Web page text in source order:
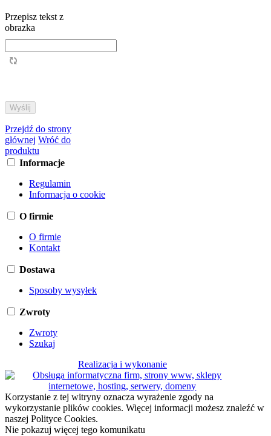
Przepisz tekst z
obrazka
Przejdź do strony
głównej Wróć do
produktu
Informacje
Regulamin
Informacja o cookie
O firmie
O firmie
Kontakt
Dostawa
Sposoby wysyłek
Zwroty
Zwroty
Szukaj
Realizacja i wykonanie
Korzystanie z tej witryny oznacza wyrażenie zgody na
wykorzystanie plików cookies. Więcej informacji możesz znaleźć w
naszej Polityce Cookies.
Nie pokazuj więcej tego komunikatu